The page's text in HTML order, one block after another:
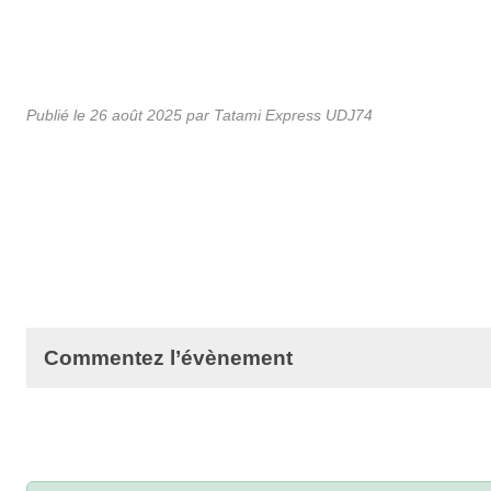
Publié le 26 août 2025 par Tatami Express UDJ74
Commentez l’évènement